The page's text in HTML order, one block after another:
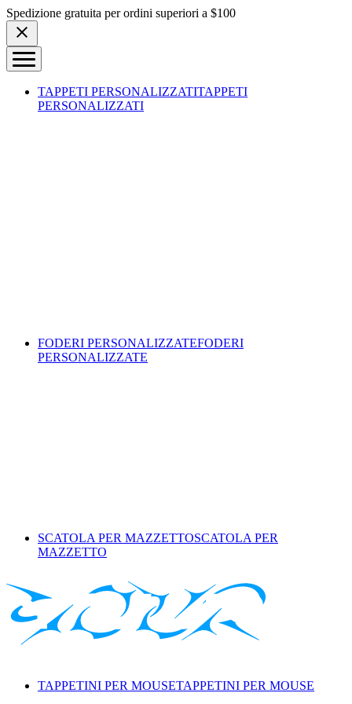
Skip to content
Spedizione gratuita per ordini superiori a $100
TAPPETI PERSONALIZZATITAPPETI
PERSONALIZZATI
FODERI PERSONALIZZATEFODERI
PERSONALIZZATE
SCATOLA PER MAZZETTOSCATOLA PER
MAZZETTO
TAPPETINI PER MOUSETAPPETINI PER MOUSE